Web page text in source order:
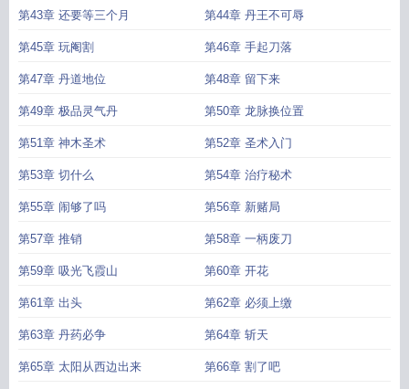
第43章 还要等三个月 第44章 丹王不可辱
第45章 玩阉割 第46章 手起刀落
第47章 丹道地位 第48章 留下来
第49章 极品灵气丹 第50章 龙脉换位置
第51章 神木圣术 第52章 圣术入门
第53章 切什么 第54章 治疗秘术
第55章 闹够了吗 第56章 新赌局
第57章 推销 第58章 一柄废刀
第59章 吸光飞霞山 第60章 开花
第61章 出头 第62章 必须上缴
第63章 丹药必争 第64章 斩天
第65章 太阳从西边出来 第66章 割了吧